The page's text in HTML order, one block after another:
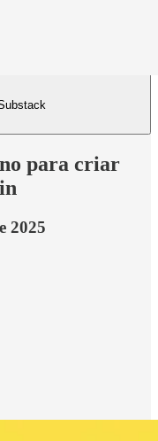
para criar
2025